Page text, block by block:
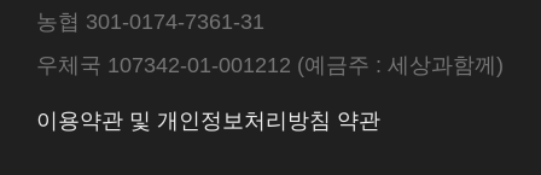
농협 301-0174-7361-31
우체국 107342-01-001212 (예금주 : 세상과함께)
이용약관 및 개인정보처리방침 약관